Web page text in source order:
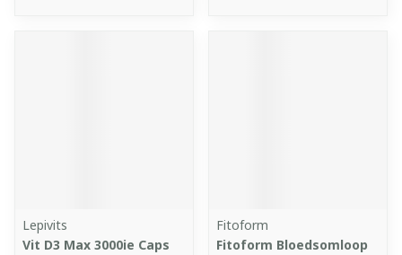
Lepivits
Vit D3 Max 3000ie Caps
Fitoform
Fitoform Bloedsomloop